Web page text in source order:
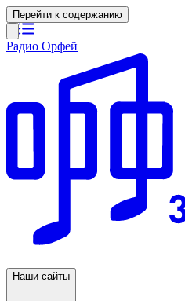
Перейти к содержанию
Радио Орфей
Наши сайты